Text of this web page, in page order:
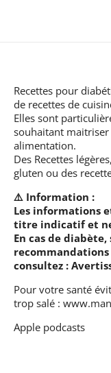
Recettes pour
de recettes de
Elles sont
souhaitant
alimentation.
Des Recettes
gluten ou des
⚠️ Information :
Les informations
titre indicatif et
En cas de
consultez :
Pour votre santé
trop salé :
Apple podcasts